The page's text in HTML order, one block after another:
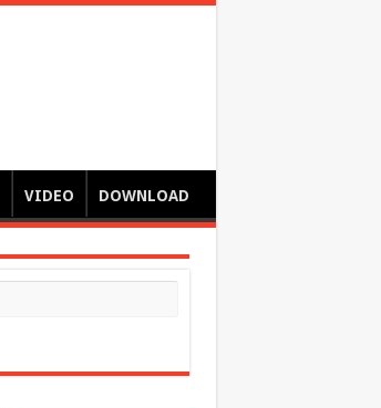
VIDEO DOWNLOAD